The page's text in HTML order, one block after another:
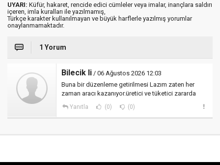
UYARI: Küfür, hakaret, rencide edici cümleler veya imalar, inançlara saldırı
içeren, imla kuralları ile yazılmamış,
Türkçe karakter kullanılmayan ve büyük harflerle yazılmış yorumlar
onaylanmamaktadır.
1 Yorum
Bilecik li / 06 Ağustos 2026 12:03
Buna bir düzenleme getirilmesi Lazım zaten her
zaman aracı kazanıyor.üretici ve tüketici zararda
Yanıtla (0) (0)